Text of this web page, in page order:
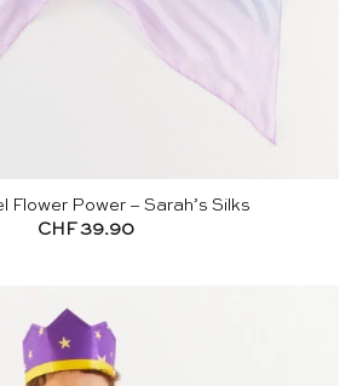
Flower Power – Sarah’s Silks
CHF39.90